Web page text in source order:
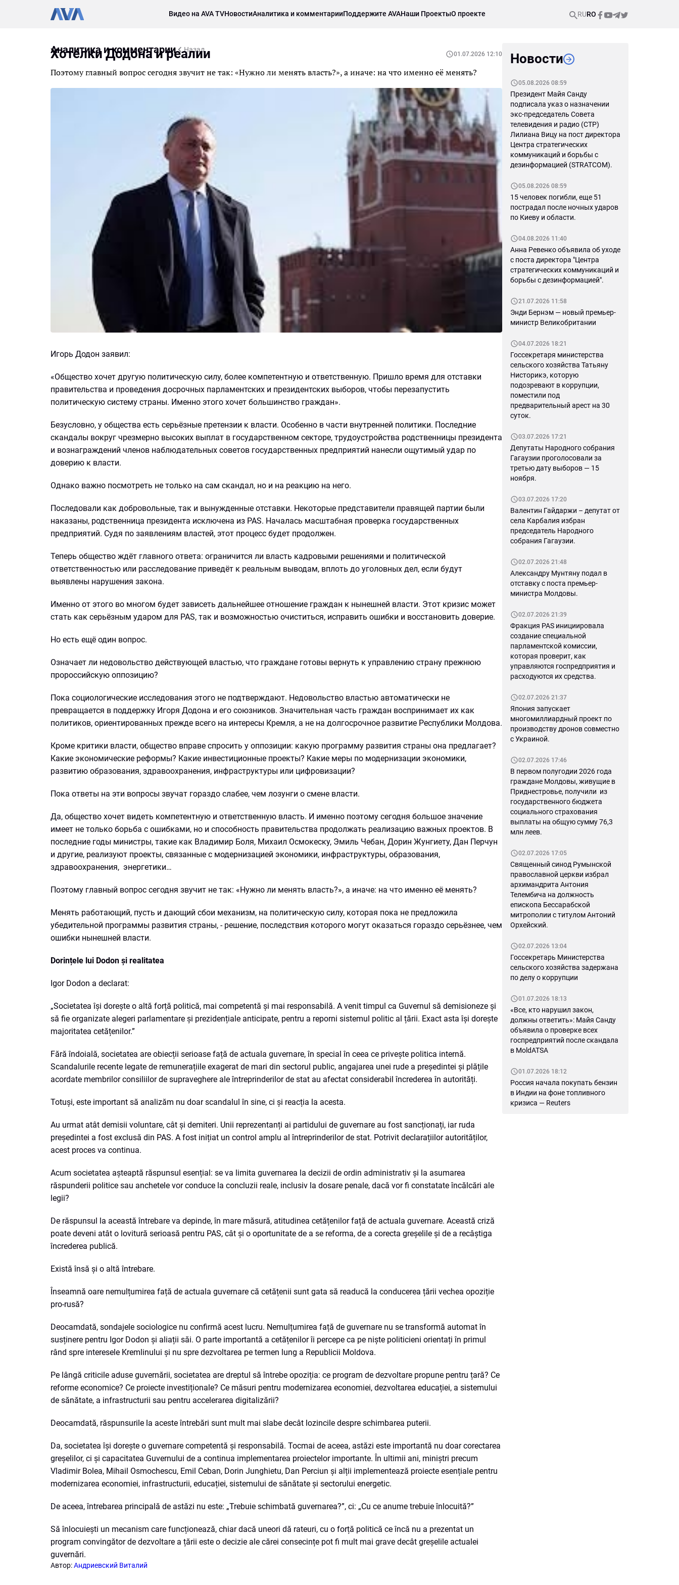
Видео на AVA TVНовостиАналитика и комментарииПоддержите AVAНаши ПроектыО проекте RURO
Аналитика и комментарии Назад
Хотелки Додона и реалии 01.07.2026 12:10
Поэтому главный вопрос сегодня звучит не так: «Нужно ли менять власть?», а иначе: на что именно её менять?
Игорь Додон заявил:
«Общество хочет другую политическую силу, более компетентную и ответственную. Пришло время для отставки
правительства и проведения досрочных парламентских и президентских выборов, чтобы перезапустить
политическую систему страны. Именно этого хочет большинство граждан».
Безусловно, у общества есть серьёзные претензии к власти. Особенно в части внутренней политики. Последние
скандалы вокруг чрезмерно высоких выплат в государственном секторе, трудоустройства родственницы президента
и вознаграждений членов наблюдательных советов государственных предприятий нанесли ощутимый удар по
доверию к власти.
Однако важно посмотреть не только на сам скандал, но и на реакцию на него.
Последовали как добровольные, так и вынужденные отставки. Некоторые представители правящей партии были
наказаны, родственница президента исключена из PAS. Началась масштабная проверка государственных
предприятий. Судя по заявлениям властей, этот процесс будет продолжен.
Теперь общество ждёт главного ответа: ограничится ли власть кадровыми решениями и политической
ответственностью или расследование приведёт к реальным выводам, вплоть до уголовных дел, если будут
выявлены нарушения закона.
Именно от этого во многом будет зависеть дальнейшее отношение граждан к нынешней власти. Этот кризис может
стать как серьёзным ударом для PAS, так и возможностью очиститься, исправить ошибки и восстановить доверие.
Но есть ещё один вопрос.
Означает ли недовольство действующей властью, что граждане готовы вернуть к управлению страну прежнюю
пророссийскую оппозицию?
Пока социологические исследования этого не подтверждают. Недовольство властью автоматически не
превращается в поддержку Игоря Додона и его союзников. Значительная часть граждан воспринимает их как
политиков, ориентированных прежде всего на интересы Кремля, а не на долгосрочное развитие Республики Молдова.
Кроме критики власти, общество вправе спросить у оппозиции: какую программу развития страны она предлагает?
Какие экономические реформы? Какие инвестиционные проекты? Какие меры по модернизации экономики,
развитию образования, здравоохранения, инфраструктуры или цифровизации?
Пока ответы на эти вопросы звучат гораздо слабее, чем лозунги о смене власти.
Да, общество хочет видеть компетентную и ответственную власть. И именно поэтому сегодня большое значение
имеет не только борьба с ошибками, но и способность правительства продолжать реализацию важных проектов. В
последние годы министры, такие как Владимир Боля, Михаил Осмокеску, Эмиль Чебан, Дорин Жунгиету, Дан Перчун
и другие, реализуют проекты, связанные с модернизацией экономики, инфраструктуры, образования,
здравоохранения, энергетики…
Поэтому главный вопрос сегодня звучит не так: «Нужно ли менять власть?», а иначе: на что именно её менять?
Менять работающий, пусть и дающий сбои механизм, на политическую силу, которая пока не предложила
убедительной программы развития страны, - решение, последствия которого могут оказаться гораздо серьёзнее, чем
ошибки нынешней власти.
Dorințele lui Dodon și realitatea
Igor Dodon a declarat:
„Societatea își dorește o altă forță politică, mai competentă și mai responsabilă. A venit timpul ca Guvernul să demisioneze și
să fie organizate alegeri parlamentare și prezidențiale anticipate, pentru a reporni sistemul politic al țării. Exact asta își dorește
majoritatea cetățenilor.”
Fără îndoială, societatea are obiecții serioase față de actuala guvernare, în special în ceea ce privește politica internă.
Scandalurile recente legate de remunerațiile exagerat de mari din sectorul public, angajarea unei rude a președintei și plățile
acordate membrilor consiliilor de supraveghere ale întreprinderilor de stat au afectat considerabil încrederea în autorități.
Totuși, este important să analizăm nu doar scandalul în sine, ci și reacția la acesta.
Au urmat atât demisii voluntare, cât și demiteri. Unii reprezentanți ai partidului de guvernare au fost sancționați, iar ruda
președintei a fost exclusă din PAS. A fost inițiat un control amplu al întreprinderilor de stat. Potrivit declarațiilor autorităților,
acest proces va continua.
Acum societatea așteaptă răspunsul esențial: se va limita guvernarea la decizii de ordin administrativ și la asumarea
răspunderii politice sau anchetele vor conduce la concluzii reale, inclusiv la dosare penale, dacă vor fi constatate încălcări ale
legii?
De răspunsul la această întrebare va depinde, în mare măsură, atitudinea cetățenilor față de actuala guvernare. Această criză
poate deveni atât o lovitură serioasă pentru PAS, cât și o oportunitate de a se reforma, de a corecta greșelile și de a recâștiga
încrederea publică.
Există însă și o altă întrebare.
Înseamnă oare nemulțumirea față de actuala guvernare că cetățenii sunt gata să readucă la conducerea țării vechea opoziție
pro-rusă?
Deocamdată, sondajele sociologice nu confirmă acest lucru. Nemulțumirea față de guvernare nu se transformă automat în
susținere pentru Igor Dodon și aliații săi. O parte importantă a cetățenilor îi percepe ca pe niște politicieni orientați în primul
rând spre interesele Kremlinului și nu spre dezvoltarea pe termen lung a Republicii Moldova.
Pe lângă criticile aduse guvernării, societatea are dreptul să întrebe opoziția: ce program de dezvoltare propune pentru țară? Ce
reforme economice? Ce proiecte investiționale? Ce măsuri pentru modernizarea economiei, dezvoltarea educației, a sistemului
de sănătate, a infrastructurii sau pentru accelerarea digitalizării?
Deocamdată, răspunsurile la aceste întrebări sunt mult mai slabe decât lozincile despre schimbarea puterii.
Da, societatea își dorește o guvernare competentă și responsabilă. Tocmai de aceea, astăzi este importantă nu doar corectarea
greșelilor, ci și capacitatea Guvernului de a continua implementarea proiectelor importante. În ultimii ani, miniștri precum
Vladimir Bolea, Mihail Osmochescu, Emil Ceban, Dorin Junghietu, Dan Perciun și alții implementează proiecte esențiale pentru
modernizarea economiei, infrastructurii, educației, sistemului de sănătate și sectorului energetic.
De aceea, întrebarea principală de astăzi nu este: „Trebuie schimbată guvernarea?”, ci: „Cu ce anume trebuie înlocuită?”
Să înlocuiești un mecanism care funcționează, chiar dacă uneori dă rateuri, cu o forță politică ce încă nu a prezentat un
program convingător de dezvoltare a țării este o decizie ale cărei consecințe pot fi mult mai grave decât greșelile actualei
guvernări.
Автор:Андриевский Виталий
Новости
05.08.2026 08:59
Президент Майя Санду
подписала указ о назначении
экс-председатель Совета
телевидения и радио (СТР)
Лилиана Вицу на пост директора
Центра стратегических
коммуникаций и борьбы с
дезинформацией (STRATCOM).
05.08.2026 08:59
15 человек погибли, еще 51
пострадал после ночных ударов
по Киеву и области.
04.08.2026 11:40
Анна Ревенко объявила об уходе
с поста директора "Центра
стратегических коммуникаций и
борьбы с дезинформацией".
21.07.2026 11:58
Энди Бернэм — новый премьер-
министр Великобритании
04.07.2026 18:21
Госсекретаря министерства
сельского хозяйства Татьяну
Нисторикэ, которую
подозревают в коррупции,
поместили под
предварительный арест на 30
суток.
03.07.2026 17:21
Депутаты Народного собрания
Гагаузии проголосовали за
третью дату выборов — 15
ноября.
03.07.2026 17:20
Валентин Гайдаржи – депутат от
села Карбалия избран
председатель Народного
собрания Гагаузии.
02.07.2026 21:48
Александру Мунтяну подал в
отставку с поста премьер-
министра Молдовы.
02.07.2026 21:39
Фракция PAS инициировала
создание специальной
парламентской комиссии,
которая проверит, как
управляются госпредприятия и
расходуются их средства.
02.07.2026 21:37
Япония запускает
многомиллиардный проект по
производству дронов совместно
с Украиной.
02.07.2026 17:46
В первом полугодии 2026 года
граждане Молдовы, живущие в
Приднестровье, получили из
государственного бюджета
социального страхования
выплаты на общую сумму 76,3
млн леев.
02.07.2026 17:05
Священный синод Румынской
православной церкви избрал
архимандрита Антония
Телембича на должность
епископа Бессарабской
митрополии с титулом Антоний
Орхейский.
02.07.2026 13:04
Госсекретарь Министерства
сельского хозяйства задержана
по делу о коррупции
01.07.2026 18:13
«Все, кто нарушил закон,
должны ответить»: Майя Санду
объявила о проверке всех
госпредприятий после скандала
в MoldATSA
01.07.2026 18:12
Россия начала покупать бензин
в Индии на фоне топливного
кризиса — Reuters